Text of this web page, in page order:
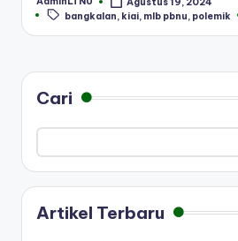
Posted
by
Tags:
bangkalan kiai mlb pbnu polemik
Cari
Artikel Terbaru